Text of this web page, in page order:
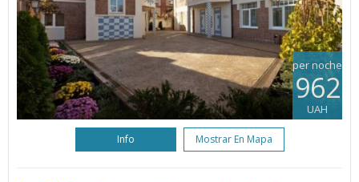
per noche
962
UAH
Info Mostrar En Mapa